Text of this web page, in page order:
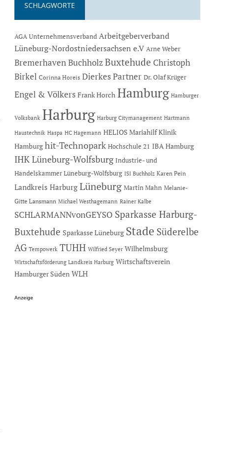
SCHLAGWORTE
AGA Unternehmensverband Arbeitgeberverband
Lüneburg-Nordostniedersachsen e.V Arne Weber
BremerhavenBuchholzBuxtehude Christoph
Birkel Corinna Horeis Dierkes Partner Dr. Olaf Krüger
Engel & Völkers Frank Horch Hamburg Hamburger
Volksbank Harburg Harburg Citymanagement Hartmann
Haustechnik Haspa HC Hagemann HELIOS Mariahilf Klinik
Hamburg hit-Technopark Hochschule 21 IBA Hamburg
IHK Lüneburg-Wolfsburg Industrie- und
Handelskammer Lüneburg-Wolfsburg ISI Buchholz Karen Pein
Landkreis Harburg Lüneburg Martin Mahn Melanie-
Gitte Lansmann Michael Westhagemann Rainer Kalbe
SCHLARMANNvonGEYSO Sparkasse Harburg-
Buxtehude Sparkasse Lüneburg Stade Süderelbe
AG Tempowerk TUHH Wilfried Seyer Wilhelmsburg
Wirtschaftsförderung Landkreis Harburg Wirtschaftsverein
Hamburger Süden WLH
Anzeige